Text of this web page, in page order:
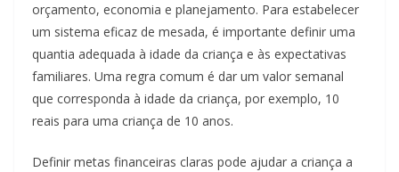
orçamento, economia e planejamento. Para estabelecer
um sistema eficaz de mesada, é importante definir uma
quantia adequada à idade da criança e às expectativas
familiares. Uma regra comum é dar um valor semanal
que corresponda à idade da criança, por exemplo, 10
reais para uma criança de 10 anos.
Definir metas financeiras claras pode ajudar a criança a